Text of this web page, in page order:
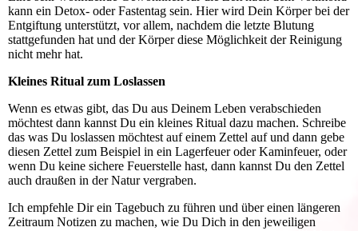
kann ein Detox- oder Fastentag sein. Hier wird Dein Körper bei der
Entgiftung unterstützt, vor allem, nachdem die letzte Blutung
stattgefunden hat und der Körper diese Möglichkeit der Reinigung
nicht mehr hat.
Kleines Ritual zum Loslassen
Wenn es etwas gibt, das Du aus Deinem Leben verabschieden
möchtest dann kannst Du ein kleines Ritual dazu machen. Schreibe
das was Du loslassen möchtest auf einem Zettel auf und dann gebe
diesen Zettel zum Beispiel in ein Lagerfeuer oder Kaminfeuer, oder
wenn Du keine sichere Feuerstelle hast, dann kannst Du den Zettel
auch draußen in der Natur vergraben.
Ich empfehle Dir ein Tagebuch zu führen und über einen längeren
Zeitraum Notizen zu machen, wie Du Dich in den jeweiligen